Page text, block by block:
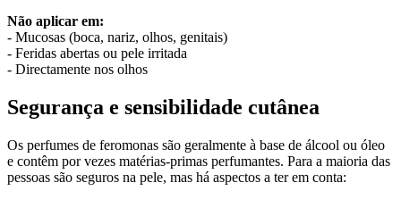
Não aplicar em:
- Mucosas (boca, nariz, olhos, genitais)
- Feridas abertas ou pele irritada
- Directamente nos olhos
Segurança e sensibilidade cutânea
Os perfumes de feromonas são geralmente à base de álcool ou óleo
e contêm por vezes matérias-primas perfumantes. Para a maioria das
pessoas são seguros na pele, mas há aspectos a ter em conta: